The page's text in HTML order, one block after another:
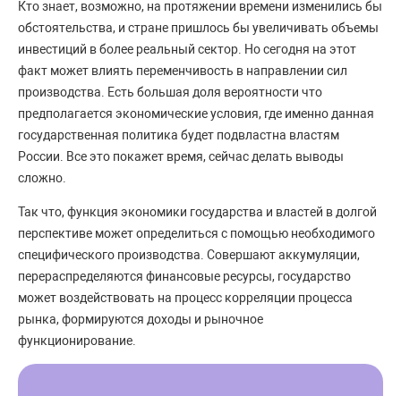
Кто знает, возможно, на протяжении времени изменились бы
обстоятельства, и стране пришлось бы увеличивать объемы
инвестиций в более реальный сектор. Но сегодня на этот
факт может влиять переменчивость в направлении сил
производства. Есть большая доля вероятности что
предполагается экономические условия, где именно данная
государственная политика будет подвластна властям
России. Все это покажет время, сейчас делать выводы
сложно.
Так что, функция экономики государства и властей в долгой
перспективе может определиться с помощью необходимого
специфического производства. Совершают аккумуляции,
перераспределяются финансовые ресурсы, государство
может воздействовать на процесс корреляции процесса
рынка, формируются доходы и рыночное
функционирование.